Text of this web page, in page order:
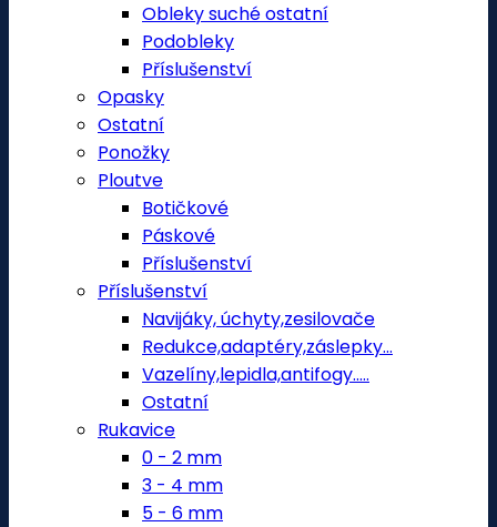
Obleky suché ostatní
Podobleky
Příslušenství
Opasky
Ostatní
Ponožky
Ploutve
Botičkové
Páskové
Příslušenství
Příslušenství
Navijáky, úchyty,zesilovače
Redukce,adaptéry,záslepky...
Vazelíny,lepidla,antifogy.....
Ostatní
Rukavice
0 - 2 mm
3 - 4 mm
5 - 6 mm